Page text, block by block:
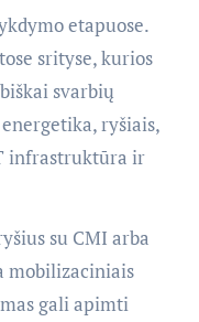
etapuose.
srityse, kurios
svarbių
ryšiais,
infrastruktūra ir
su CMI arba
mobilizaciniais
gali apimti